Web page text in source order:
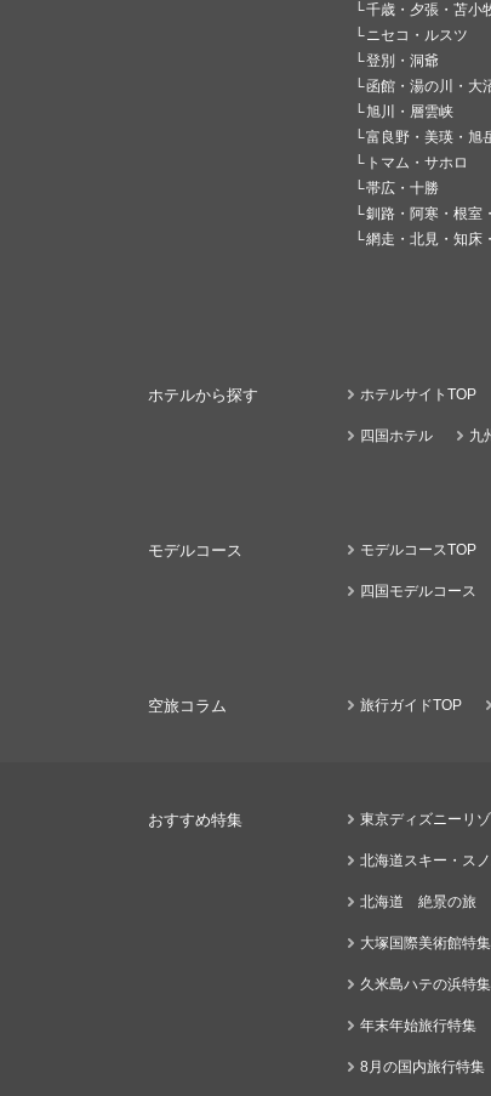
千歳・夕張・苫小
ニセコ・ルスツ
登別・洞爺
函館・湯の川・大
旭川・層雲峡
富良野・美瑛・旭
トマム・サホロ
帯広・十勝
釧路・阿寒・根室
網走・北見・知床
ホテルから探す ホテルサイトTOP
四国ホテル 九
モデルコース モデルコースTOP
四国モデルコース
空旅コラム 旅行ガイドTOP
おすすめ特集 東京ディズニーリ
北海道スキー・ス
北海道 絶景の旅
大塚国際美術館特集
久米島ハテの浜特集
年末年始旅行特集
8月の国内旅行特集